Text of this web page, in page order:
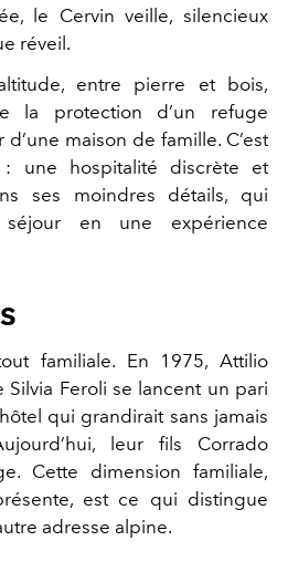
le Cervin veille, silencieux
réveil.
entre pierre et bois,
la protection d’un refuge
maison de famille. C’est
: une hospitalité discrète et
ses moindres détails, qui
séjour en une expérience
familiale. En 1975, Attilio
Silvia Feroli se lancent un pari
qui grandirait sans jamais
leur fils Corrado
Cette dimension familiale,
est ce qui distingue
adresse alpine.